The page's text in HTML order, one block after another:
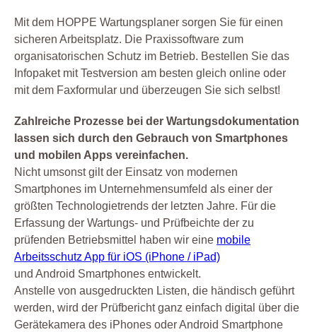
Mit dem HOPPE Wartungsplaner sorgen Sie für einen
sicheren Arbeitsplatz. Die Praxissoftware zum
organisatorischen Schutz im Betrieb. Bestellen Sie das
Infopaket mit Testversion am besten gleich online oder
mit dem Faxformular und überzeugen Sie sich selbst!
Zahlreiche Prozesse bei der Wartungsdokumentation
lassen sich durch den Gebrauch von Smartphones
und mobilen Apps vereinfachen.
Nicht umsonst gilt der Einsatz von modernen
Smartphones im Unternehmensumfeld als einer der
größten Technologietrends der letzten Jahre. Für die
Erfassung der Wartungs- und Prüfbeichte der zu
prüfenden Betriebsmittel haben wir eine mobile
Arbeitsschutz App für iOS (iPhone / iPad)
und Android Smartphones entwickelt.
Anstelle von ausgedruckten Listen, die händisch geführt
werden, wird der Prüfbericht ganz einfach digital über die
Gerätekamera des iPhones oder Android Smartphone